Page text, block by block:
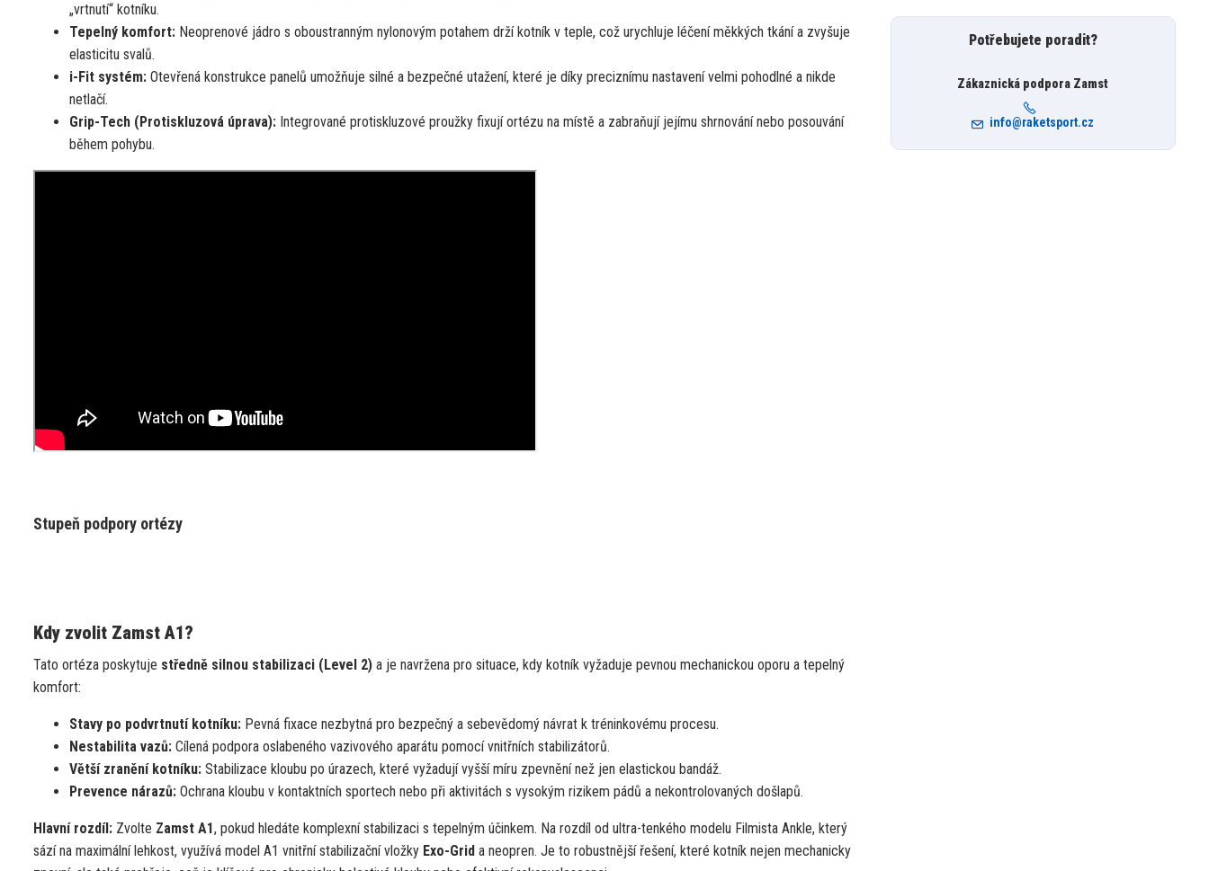
„vrtnutí“ kotníku.
Tepelný komfort: Neoprenové jádro s oboustranným nylonovým potahem drží kotník v teple, což urychluje léčení měkkých tkání a zvyšuje
elasticitu svalů.
i-Fit systém: Otevřená konstrukce panelů umožňuje silné a bezpečné utažení, které je díky preciznímu nastavení velmi pohodlné a nikde
netlačí.
Grip-Tech (Protiskluzová úprava): Integrované protiskluzové proužky fixují ortézu na místě a zabraňují jejímu shrnování nebo posouvání
během pohybu.
Stupeň podpory ortézy
Kdy zvolit Zamst A1?
Tato ortéza poskytuje středně silnou stabilizaci (Level 2) a je navržena pro situace, kdy kotník vyžaduje pevnou mechanickou oporu a tepelný
komfort:
Stavy po podvrtnutí kotníku: Pevná fixace nezbytná pro bezpečný a sebevědomý návrat k tréninkovému procesu.
Nestabilita vazů: Cílená podpora oslabeného vazivového aparátu pomocí vnitřních stabilizátorů.
Větší zranění kotníku: Stabilizace kloubu po úrazech, které vyžadují vyšší míru zpevnění než jen elastickou bandáž.
Prevence nárazů: Ochrana kloubu v kontaktních sportech nebo při aktivitách s vysokým rizikem pádů a nekontrolovaných došlapů.
Hlavní rozdíl: Zvolte Zamst A1, pokud hledáte komplexní stabilizaci s tepelným účinkem. Na rozdíl od ultra-tenkého modelu Filmista Ankle, který
sází na maximální lehkost, využívá model A1 vnitřní stabilizační vložky Exo-Grid a neopren. Je to robustnější řešení, které kotník nejen mechanicky
Potřebujete poradit?
Zákaznická podpora Zamst
info@raketsport.cz